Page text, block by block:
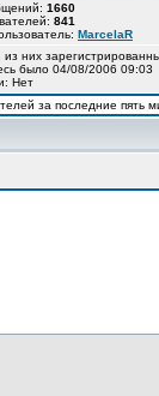
1660
841
MarcelaR
, из них
было 04/08/2006 09:03
Нет
за последние пять